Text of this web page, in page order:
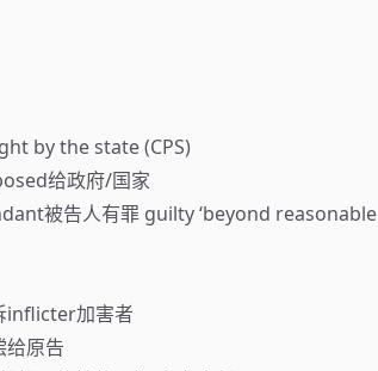
by the state (CPS)
给政府/国家
被告人有罪 guilty ‘beyond reasonable
inflicter加害者
给原告